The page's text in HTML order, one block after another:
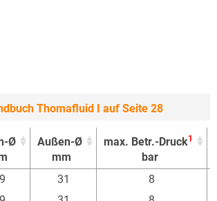
Thomafluid I auf Seite 28
Ø
Außen-Ø
mm
max. Betr.-Druck1
bar
Ø
Außen-Ø
max. Betr.-Druck
31
8